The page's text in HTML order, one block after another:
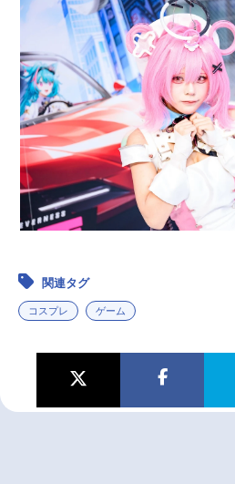
関連タグ
コスプレ ゲーム